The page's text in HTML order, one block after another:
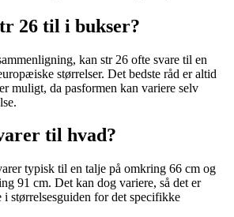
26 til i bukser?
kan str 26 ofte svare til en
størrelser. Det bedste råd er altid
muligt, da pasformen kan variere selv
til hvad?
typisk til en talje på omkring 66 cm og
91 cm. Det kan dog variere, så det er
størrelsesguiden for det specifikke